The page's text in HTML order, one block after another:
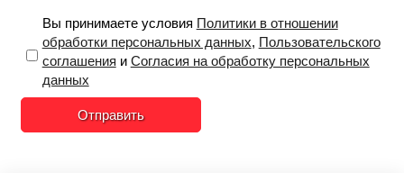
Вы принимаете условия Политики в отношении
обработки персональных данных, Пользовательского
соглашения и Согласия на обработку персональных
данных
Отправить